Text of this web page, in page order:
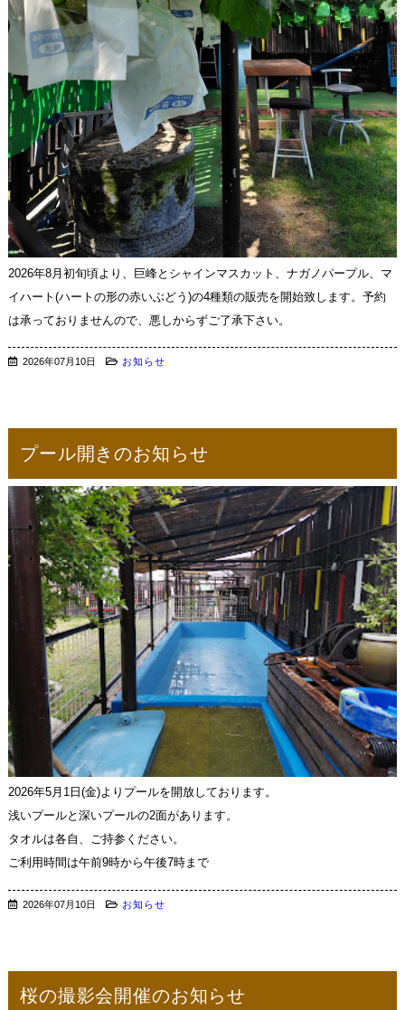
2026年8月初旬頃より、巨峰とシャインマスカット、ナガノパープル、マ
イハート(ハートの形の赤いぶどう)の4種類の販売を開始致します。予約
は承っておりませんので、悪しからずご了承下さい。
2026年07月10日 お知らせ
プール開きのお知らせ
2026年5月1日(金)よりプールを開放しております。
浅いプールと深いプールの2面があります。
タオルは各自、ご持参ください。
ご利用時間は午前9時から午後7時まで
2026年07月10日 お知らせ
桜の撮影会開催のお知らせ